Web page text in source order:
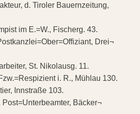
d. Tiroler Bauernzeitung,
im E.=W., Fischerg. 43.
Drei¬
St. Nikolausg. 11.
i. R., Mühlau 130.
Innstraße 103.
Post=Unterbeamter, Bäcker¬